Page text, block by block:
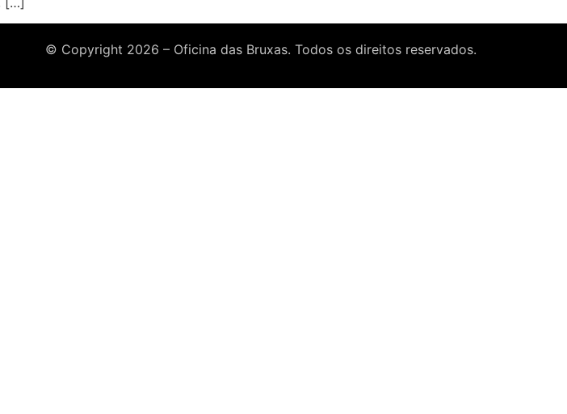
© Copyright 2026 – Oficina das Bruxas. Todos os direitos reservados.